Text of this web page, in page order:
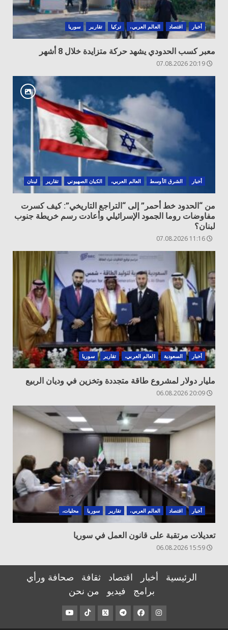
أخبار اقتصاد العالم العربي، تركيا تقارير سوريا
معبر كسب الحدودي يشهد حركة متزايدة خلال 8 أشهر
أخبار الشرق الأوسط العالم العربي، الكيان الصهيوني تقارير لبنان
من “الحدود خط أحمر” إلى “التراجع التاريخي”: كيف كسرت
مفاوضات روما الجمود الإسرائيلي وأعادت رسم خريطة جنوب
لبنان؟
أخبار السعودية العالم العربي، تقارير سوريا
مليار دولار لمشروع طاقة متجددة وتخزين في وديان الربيع
أخبار اقتصاد العالم العربي، تقارير سوريا محليات،
تعديلات مرتقبة على قانون العمل في سوريا
الرئيسية أخبار اقتصاد ثقافة
صحافة ورأي
برامج
فيديو من نحن
عنصر
القائمة
عنصر
القائمة
عنصر
القائمة
عنصر
القائمة
عنصر
القائمة
عنصر
القائمة